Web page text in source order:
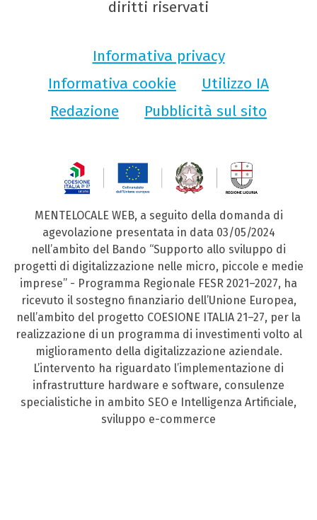
diritti riservati
Informativa privacy
Informativa cookie
Utilizzo IA
Redazione
Pubblicità sul sito
MENTELOCALE WEB, a seguito della domanda di
agevolazione presentata in data 03/05/2024
nell’ambito del Bando “Supporto allo sviluppo di
progetti di digitalizzazione nelle micro, piccole e medie
imprese” - Programma Regionale FESR 2021–2027, ha
ricevuto il sostegno finanziario dell’Unione Europea,
nell’ambito del progetto COESIONE ITALIA 21–27, per la
realizzazione di un programma di investimenti volto al
miglioramento della digitalizzazione aziendale.
L’intervento ha riguardato l’implementazione di
infrastrutture hardware e software, consulenze
specialistiche in ambito SEO e Intelligenza Artificiale,
sviluppo e-commerce